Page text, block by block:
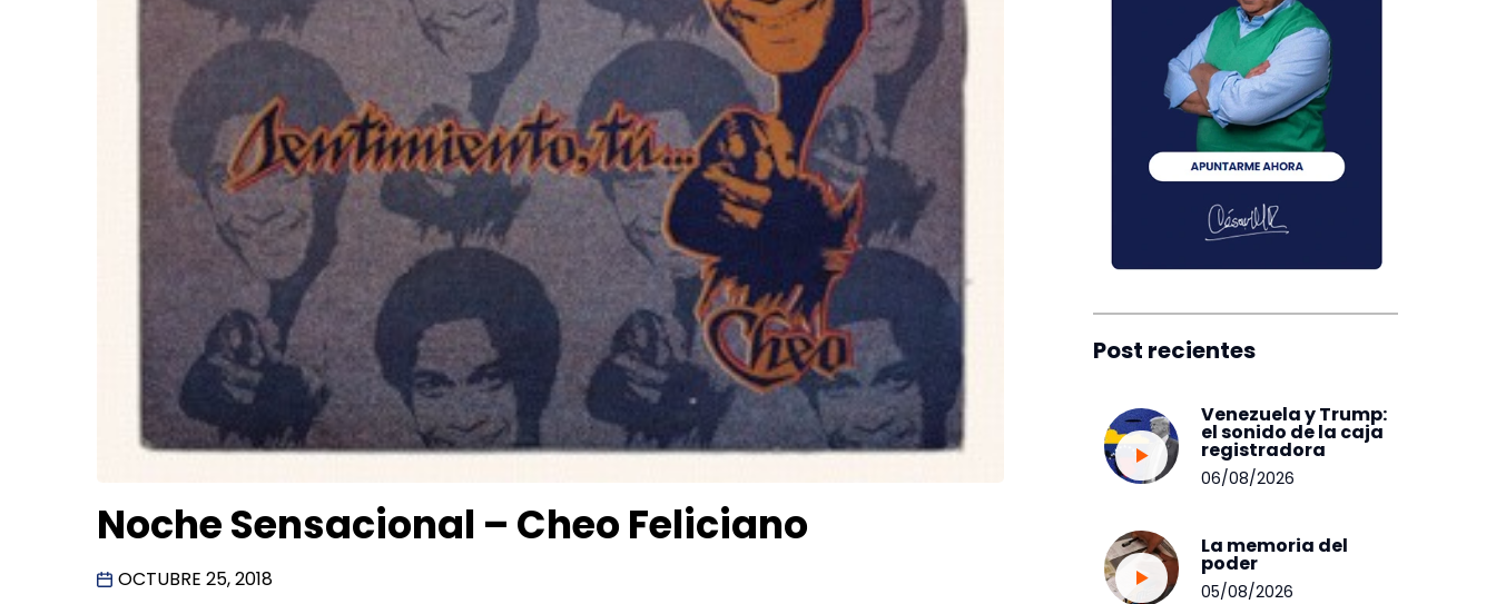
Noche Sensacional – Cheo Feliciano
OCTUBRE 25, 2018
Post recientes
Venezuela y Trump:
el sonido de la caja
registradora
06/08/2026
La memoria del
poder
05/08/2026